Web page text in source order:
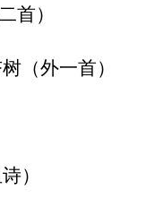
首）
（外一首）
）